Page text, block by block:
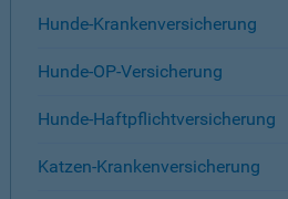
Hunde-Krankenversicherung
Hunde-OP-Versicherung
Hunde-Haftpflichtversicherung
Katzen-Krankenversicherung